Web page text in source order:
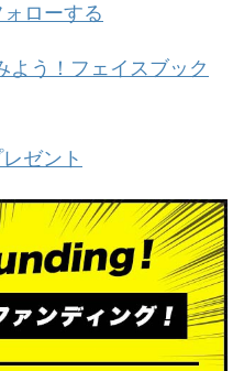
ローする
よう！フェイスブック
ゼント